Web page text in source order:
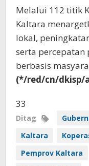
Melalui 112 titik
Kaltara
lokal,
serta percepatan
berbasis
(*/red/cn/dkisp/
33
Ditag
Kaltara
Pemprov Kaltara